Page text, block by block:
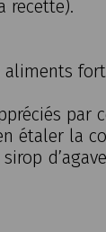
recette).
aliments
par
étaler la